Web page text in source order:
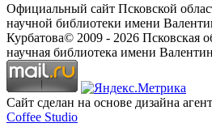
Официальный сайт Псковской
научной библиотеки имени
Курбатова© 2009 - 2026 Псковская
научная библиотека имени
Сайт сделан на основе дизайна
Coffee Studio